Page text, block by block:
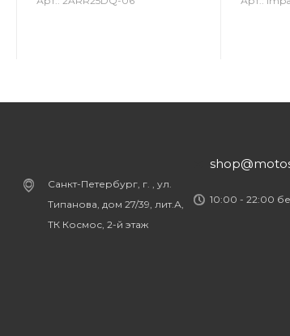
Санкт-Петербург, г. , ул.
Типанова, дом 27/39, лит.А,
ТК Космос, 2-й этаж
10:00 - 22:00